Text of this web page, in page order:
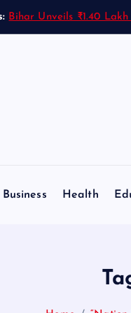
Bihar Unveils ₹1.40
Business Health